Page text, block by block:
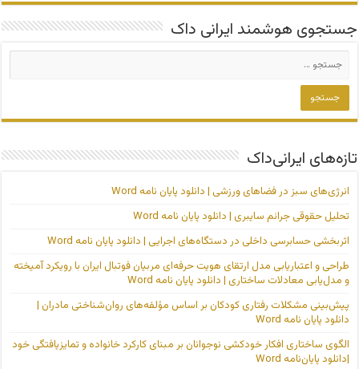
جستجوی هوشمند ایرانی داک
تازه‌های ایرانی‌داک
انرژی‌های سبز در فضاهای ورزشی | دانلود پایان نامه Word
تحلیل حقوقی جرائم سایبری | دانلود پایان نامه Word
اثربخشی حسابرسی داخلی در دستگاه‌های اجرایی | دانلود پایان نامه Word
طراحی و اعتباریابی مدل ارتقای هویت حرفه‌ای مربیان فوتبال ایران با رویکرد آمیخته
و مدل‌یابی معادلات ساختاری | دانلود پایان نامه Word
پیش‌بینی مشکلات رفتاری کودکان بر اساس مؤلفه‌های روان‌شناختی مادران |
دانلود پایان نامه Word
الگوی ساختاری افکار خودکشی نوجوانان بر مبنای کارکرد خانواده و تمایزیافتگی خود
|دانلود پایان‌نامه Word